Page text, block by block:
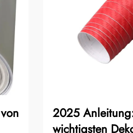
2025
wichtigsten